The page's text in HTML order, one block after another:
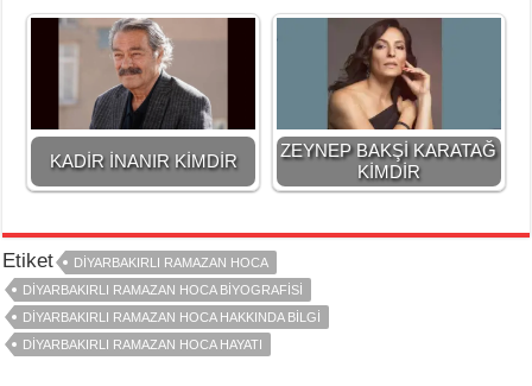
KADİR İNANIR KİMDİR
ZEYNEP BAKŞİ KARATAĞ
KİMDİR
Etiket
DIYARBAKIRLI RAMAZAN HOCA
DIYARBAKIRLI RAMAZAN HOCA BIYOGRAFISI
DIYARBAKIRLI RAMAZAN HOCA HAKKINDA BILGI
DIYARBAKIRLI RAMAZAN HOCA HAYATI